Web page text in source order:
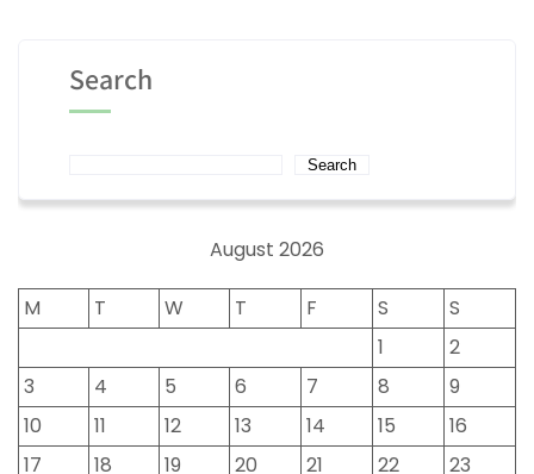
Search
Search
August 2026
M T W T F S
S
1
2
3
4 5 6 7 8
9
10
11 12 13 14 15
16
17
18 19 20 21 22 23